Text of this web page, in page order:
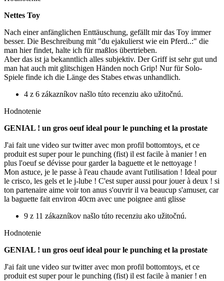
Nettes Toy
Nach einer anfänglichen Enttäuschung, gefällt mir das Toy immer
besser. Die Beschreibung mit "du ejakulierst wie ein Pferd..:" die
man hier findet, halte ich für maßlos übertrieben.
Aber das ist ja bekanntlich alles subjektiv. Der Griff ist sehr gut und
man hat auch mit glitschigen Händen noch Grip! Nur für Solo-
Spiele finde ich die Länge des Stabes etwas unhandlich.
4 z 6 zákazníkov našlo túto recenziu ako užitočnú.
Hodnotenie
GENIAL ! un gros oeuf ideal pour le punching et la prostate
J'ai fait une video sur twitter avec mon profil bottomtoys, et ce
produit est super pour le punching (fist) il est facile à manier ! en
plus l'oeuf se dévisse pour garder la baguette et le nettoyage !
Mon astuce, je le passe à l'eau chaude avant l'utilisation ! Ideal pour
le crisco, les gels et le j-lube ! C'est super aussi pour jouer à deux ! si
ton partenaire aime voir ton anus s'ouvrir il va beaucup s'amuser, car
la baguette fait environ 40cm avec une poignee anti glisse
9 z 11 zákazníkov našlo túto recenziu ako užitočnú.
Hodnotenie
GENIAL ! un gros oeuf ideal pour le punching et la prostate
J'ai fait une video sur twitter avec mon profil bottomtoys, et ce
produit est super pour le punching (fist) il est facile à manier ! en